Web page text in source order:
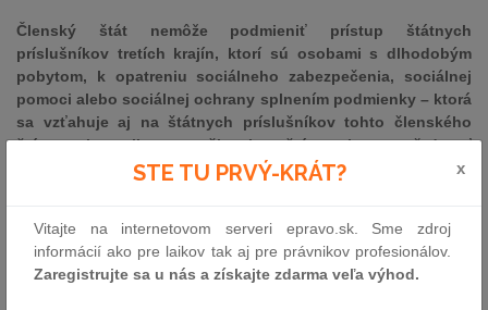
Členský štát nemôže podmieniť prístup štátnych
príslušníkov tretích krajín, ktorí sú osobami s dlhodobým
pobytom, k opatreniu sociálneho zabezpečenia, sociálnej
pomoci alebo sociálnej ochrany splnením podmienky – ktorá
sa vzťahuje aj na štátnych príslušníkov tohto členského
štátu –, aby mali v tomto členskom štáte pobyt aspoň desať
rokov, z čoho posledné dva roky nepretržite. Taktiež je
podmienky pobytu.
Dve štátne príslušníčky tretích krajín, ktoré sú osobami s
STE TU PRVÝ-KRÁT? x
Vitajte na internetovom serveri epravo.sk. Sme zdroj
informácií ako pre laikov tak aj pre právnikov profesionálov.
Zaregistrujte sa u nás a získajte zdarma veľa výhod.